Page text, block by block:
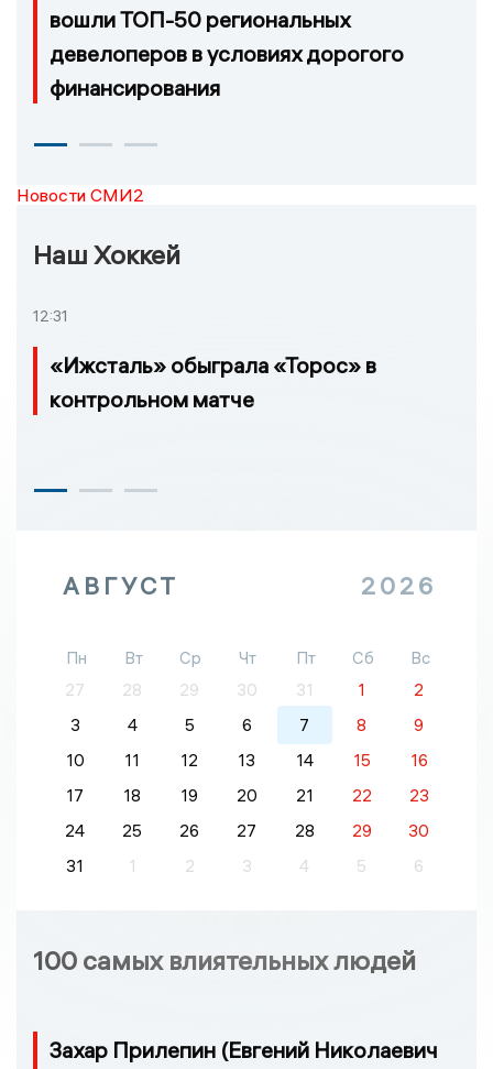
вошли ТОП-50 региональных
девелоперов в условиях дорогого
финансирования
Новости СМИ2
Наш Хоккей
12:31
«Ижсталь» обыграла «Торос» в
контрольном матче
АВГУСТ 2026
Пн Вт Ср Чт Пт Сб
Вс
27
28 29 30 31 1
2
3
4 5 6 7 8
9
10
11 12 13 14 15
16
17
18 19 20 21 22
23
24
25 26 27 28 29
30
31
1 2 3 4 5 6
100 самых влиятельных людей
Захар Прилепин (Евгений Николаевич